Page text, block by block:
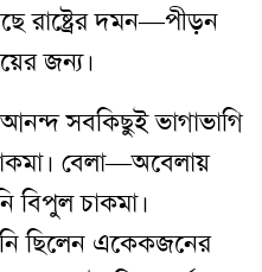
রাষ্ট্রের দমন—পীড়ন
জন্য।
সবকিছুই ভাগাভাগি
বেলা—অবেলায়
বিপুল চাকমা।
ছিলেন একেকজনের